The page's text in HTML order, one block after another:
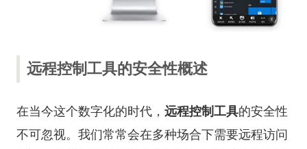
远程控制工具的安全性概述
在当今这个数字化的时代， 远程控制工具的安全性
不可忽视。我们常常会在多种场合下需要远程访问